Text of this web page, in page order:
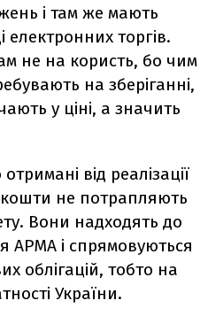
і там же мають
електронних торгів.
не на користь, бо чим
на зберіганні,
у ціні, а значить
від реалізації
не потрапляють
Вони надходять до
АРМА і спрямовуються
облігацій, тобто на
України.